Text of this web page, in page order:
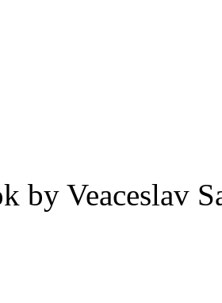
by Veaceslav